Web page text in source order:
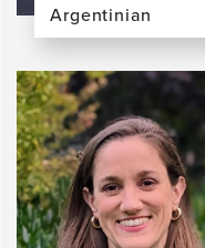
Argentinian
View
the
profile
page
for
Adolfo
M.
García,
PhD